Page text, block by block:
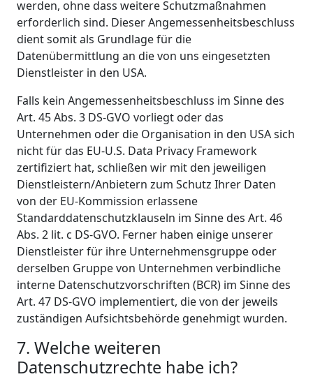
werden, ohne dass weitere Schutzmaßnahmen
erforderlich sind. Dieser Angemessenheitsbeschluss
dient somit als Grundlage für die
Datenübermittlung an die von uns eingesetzten
Dienstleister in den USA.
Falls kein Angemessenheitsbeschluss im Sinne des
Art. 45 Abs. 3 DS-GVO vorliegt oder das
Unternehmen oder die Organisation in den USA sich
nicht für das EU-U.S. Data Privacy Framework
zertifiziert hat, schließen wir mit den jeweiligen
Dienstleistern/Anbietern zum Schutz Ihrer Daten
von der EU-Kommission erlassene
Standarddatenschutzklauseln im Sinne des Art. 46
Abs. 2 lit. c DS-GVO. Ferner haben einige unserer
Dienstleister für ihre Unternehmensgruppe oder
derselben Gruppe von Unternehmen verbindliche
interne Datenschutzvorschriften (BCR) im Sinne des
Art. 47 DS-GVO implementiert, die von der jeweils
zuständigen Aufsichtsbehörde genehmigt wurden.
7. Welche weiteren
Datenschutzrechte habe ich?